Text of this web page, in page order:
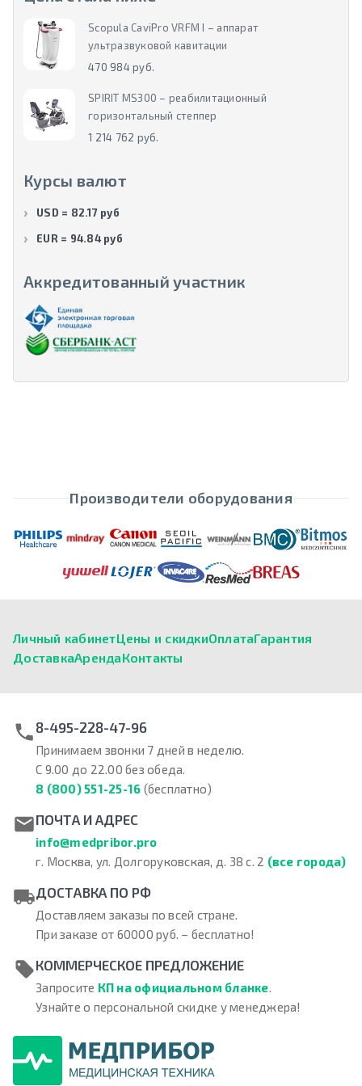
Scopula CaviPro VRFM I – аппарат
ультразвуковой кавитации
470 984 руб.
SPIRIT MS300 – реабилитационный
горизонтальный степпер
1 214 762 руб.
Курсы валют
USD = 82.17 руб
EUR = 94.84 руб
Аккредитованный участник
Производители оборудования
Личный кабинетЦены и скидкиОплатаГарантия
ДоставкаАрендаКонтакты
8-495-228-47-96
Принимаем звонки 7 дней в неделю.
С 9.00 до 22.00 без обеда.
8 (800) 551-25-16 (бесплатно)
ПОЧТА И АДРЕС
info@medpribor.pro
г. Москва, ул. Долгоруковская, д. 38 с. 2 (все города)
ДОСТАВКА ПО РФ
Доставляем заказы по всей стране.
При заказе от 60000 руб. – бесплатно!
КОММЕРЧЕСКОЕ ПРЕДЛОЖЕНИЕ
Запросите КП на официальном бланке.
Узнайте о персональной скидке у менеджера!